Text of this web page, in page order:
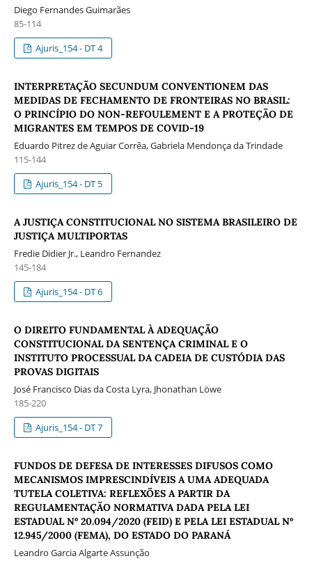
Diego Fernandes Guimarães
85-114
Ajuris_154 - DT 4
INTERPRETAÇÃO SECUNDUM CONVENTIONEM DAS
MEDIDAS DE FECHAMENTO DE FRONTEIRAS NO BRASIL:
O PRINCÍPIO DO NON-REFOULEMENT E A PROTEÇÃO DE
MIGRANTES EM TEMPOS DE COVID-19
Eduardo Pitrez de Aguiar Corrêa, Gabriela Mendonça da Trindade
115-144
Ajuris_154 - DT 5
A JUSTIÇA CONSTITUCIONAL NO SISTEMA BRASILEIRO DE
JUSTIÇA MULTIPORTAS
Fredie Didier Jr., Leandro Fernandez
145-184
Ajuris_154 - DT 6
O DIREITO FUNDAMENTAL À ADEQUAÇÃO
CONSTITUCIONAL DA SENTENÇA CRIMINAL E O
INSTITUTO PROCESSUAL DA CADEIA DE CUSTÓDIA DAS
PROVAS DIGITAIS
José Francisco Dias da Costa Lyra, Jhonathan Löwe
185-220
Ajuris_154 - DT 7
FUNDOS DE DEFESA DE INTERESSES DIFUSOS COMO
MECANISMOS IMPRESCINDÍVEIS A UMA ADEQUADA
TUTELA COLETIVA: REFLEXÕES A PARTIR DA
REGULAMENTAÇÃO NORMATIVA DADA PELA LEI
ESTADUAL Nº 20.094/2020 (FEID) E PELA LEI ESTADUAL Nº
12.945/2000 (FEMA), DO ESTADO DO PARANÁ
Leandro Garcia Algarte Assunção